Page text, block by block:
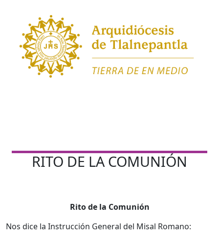
RITO DE LA COMUNIÓN
Rito de la Comunión
Nos dice la Instrucción General del Misal Romano: